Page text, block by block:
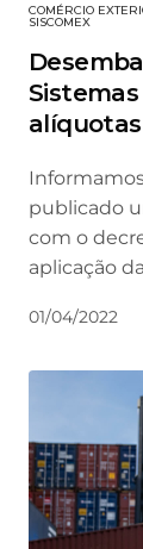
COMÉRCIO
SISCOMEX
alíquotas
publicado
com o
aplicação
01/04/2022